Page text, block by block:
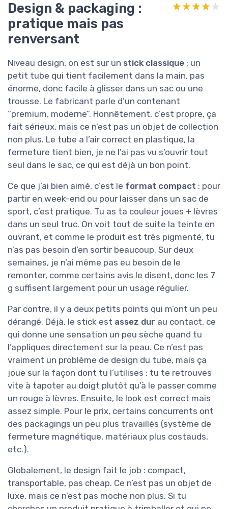
Design & packaging :
pratique mais pas
renversant
★★★★★
★★★★★
Niveau design, on est sur un stick classique : un
petit tube qui tient facilement dans la main, pas
énorme, donc facile à glisser dans un sac ou une
trousse. Le fabricant parle d’un contenant
“premium, moderne”. Honnêtement, c’est propre, ça
fait sérieux, mais ce n’est pas un objet de collection
non plus. Le tube a l’air correct en plastique, la
fermeture tient bien, je ne l’ai pas vu s’ouvrir tout
seul dans le sac, ce qui est déjà un bon point.
Ce que j’ai bien aimé, c’est le format compact : pour
partir en week-end ou pour laisser dans un sac de
sport, c’est pratique. Tu as ta couleur joues + lèvres
dans un seul truc. On voit tout de suite la teinte en
ouvrant, et comme le produit est très pigmenté, tu
n’as pas besoin d’en sortir beaucoup. Sur deux
semaines, je n’ai même pas eu besoin de le
remonter, comme certains avis le disent, donc les 7
g suffisent largement pour un usage régulier.
Par contre, il y a deux petits points qui m’ont un peu
dérangé. Déjà, le stick est assez dur au contact, ce
qui donne une sensation un peu sèche quand tu
l’appliques directement sur la peau. Ce n’est pas
vraiment un problème de design du tube, mais ça
joue sur la façon dont tu l’utilises : tu te retrouves
vite à tapoter au doigt plutôt qu’à le passer comme
un rouge à lèvres. Ensuite, le look est correct mais
assez simple. Pour le prix, certains concurrents ont
des packagings un peu plus travaillés (système de
fermeture magnétique, matériaux plus costauds,
etc.).
Globalement, le design fait le job : compact,
transportable, pas cheap. Ce n’est pas un objet de
luxe, mais ce n’est pas moche non plus. Si tu